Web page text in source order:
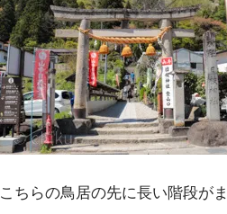
こちらの鳥居の先に長い階段が